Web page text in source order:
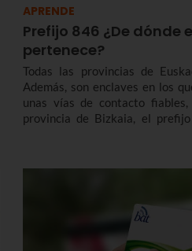
APRENDE
Prefijo 846 ¿De dónde
pertenece?
Todas las provincias de
Además, son enclaves en los
unas vías de contacto
provincia de Bizkaia, el